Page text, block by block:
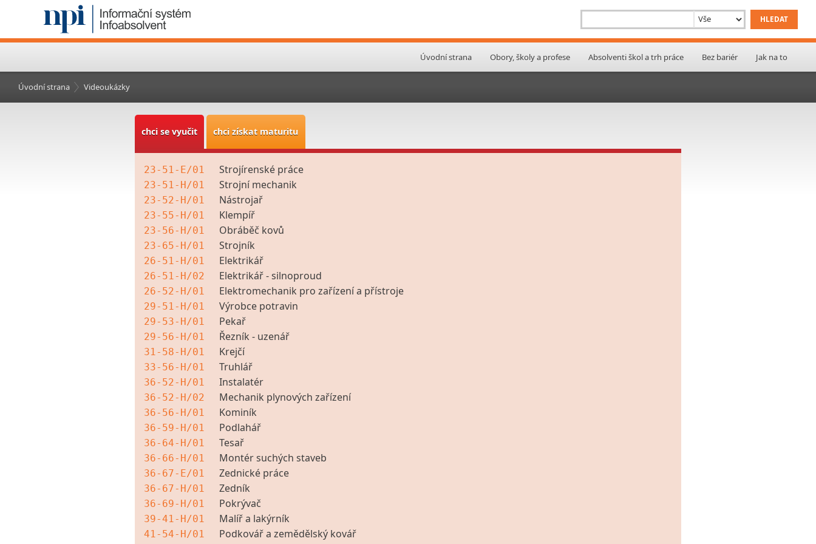
Úvodní strana Obory, školy a profese Absolventi škol a trh práce Bez bariér Jak na to
Úvodní strana Videoukázky
chci se vyučit chci získat maturitu
23-51-E/01 Strojírenské práce
23-51-H/01 Strojní mechanik
23-52-H/01 Nástrojař
23-55-H/01 Klempíř
23-56-H/01 Obráběč kovů
23-65-H/01 Strojník
26-51-H/01 Elektrikář
26-51-H/02 Elektrikář - silnoproud
26-52-H/01 Elektromechanik pro zařízení a přístroje
29-51-H/01 Výrobce potravin
29-53-H/01 Pekař
29-56-H/01 Řezník - uzenář
31-58-H/01 Krejčí
33-56-H/01 Truhlář
36-52-H/01 Instalatér
36-52-H/02 Mechanik plynových zařízení
36-56-H/01 Kominík
36-59-H/01 Podlahář
36-64-H/01 Tesař
36-66-H/01 Montér suchých staveb
36-67-E/01 Zednické práce
36-67-H/01 Zedník
36-69-H/01 Pokrývač
39-41-H/01 Malíř a lakýrník
41-54-H/01 Podkovář a zemědělský kovář